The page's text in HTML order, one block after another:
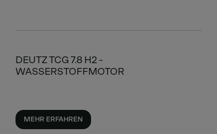
DEUTZ TCG 7.8 H2 -
WASSERSTOFFMOTOR
MEHR ERFAHREN